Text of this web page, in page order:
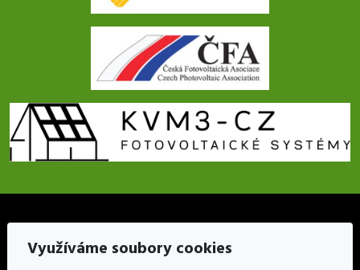
Adresa
Využíváme soubory cookies